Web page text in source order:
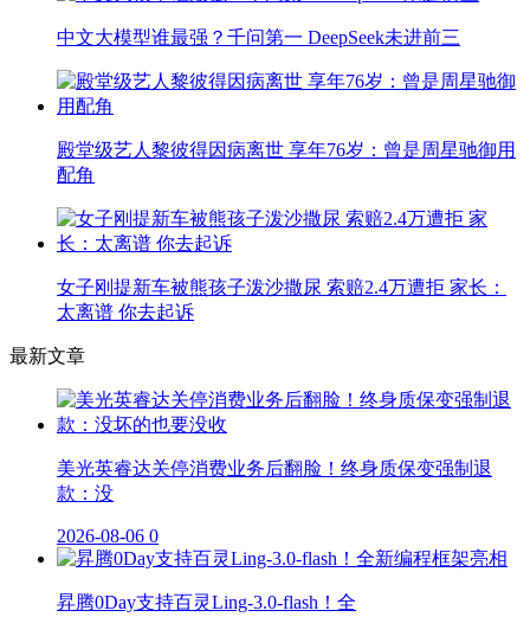
中文大模型谁最强？千问第一 DeepSeek未进前三
殿堂级艺人黎彼得因病离世 享年76岁：曾是周星驰御用
配角
女子刚提新车被熊孩子泼沙撒尿 索赔2.4万遭拒 家长：
太离谱 你去起诉
最新文章
美光英睿达关停消费业务后翻脸！终身质保变强制退
款：没
2026-08-06 0
昇腾0Day支持百灵Ling-3.0-flash！全